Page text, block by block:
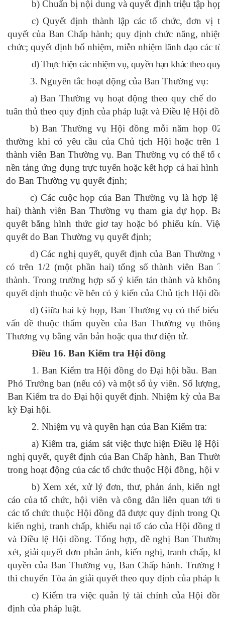
b) Chuẩn bị nội dung và quyết định triệu tập họp
c) Quyết định thành lập các tổ chức, đơn vị
quyết của Ban Chấp hành; quy định chức năng,
chức; quyết định bổ nhiệm, miễn nhiệm lãnh đạo các
d) Thực hiện các nhiệm vụ, quyền hạn khác theo
3. Nguyên tắc hoạt động của Ban Thường vụ:
a) Ban Thường vụ hoạt động theo quy chế do
tuân thủ theo quy định của pháp luật và Điều lệ Hội
b) Ban Thường vụ Hội đồng mỗi năm họp 02
thường khi có yêu cầu của Chủ tịch Hội hoặc trên
thành viên Ban Thường vụ. Ban Thường vụ có thể tổ
nền tảng ứng dụng trực tuyến hoặc kết hợp cả hai hình
do Ban Thường vụ quyết định;
c) Các cuộc họp của Ban Thường vụ là hợp lệ
hai) thành viên Ban Thường vụ tham gia dự họp.
quyết bằng hình thức giơ tay hoặc bỏ phiếu kín.
quyết do Ban Thường vụ quyết định;
d) Các nghị quyết, quyết định của Ban Thường
có trên 1/2 (một phần hai) tổng số thành viên Ban
thành. Trong trường hợp số ý kiến tán thành và
quyết định thuộc về bên có ý kiến của Chủ tịch Hội
đ) Giữa hai kỳ họp, Ban Thường vụ có thể biểu
vấn đề thuộc thẩm quyền của Ban Thường vụ
Thương vụ bằng văn bản hoặc qua thư điện tử.
Điều 16. Ban Kiểm tra Hội đồng
1. Ban Kiểm tra Hội đồng do Đại hội bầu. Ban
Phó Trưởng ban (nếu có) và một số ủyviên. Số lượng,
Ban Kiểm tra do Đại hội quyết định. Nhiệm kỳ của
kỳ Đại hội.
2. Nhiệm vụ và quyền hạn của Ban Kiểm tra:
a) Kiểm tra, giám sát việc thực hiện Điều lệ
nghị quyết, quyết định của Ban Chấp hành, Ban
trong hoạt động của các tổ chức thuộc Hội đồng, hội
b) Xem xét, xử lý đơn, thư, phản ánh, kiến
cáo của tổ chức, hội viên và công dân liên quan tới
các tổ chức thuộc Hội đồng đã được quy định trong
kiến nghị, tranh chấp, khiếu nại tố cáo của Hội đồng
và Điều lệ Hội đồng. Tổng hợp, đề nghị Ban
xét, giải quyết đơn phản ánh, kiến nghị, tranh chấp,
quyền của Ban Thường vụ, Ban Chấp hành. Trường
thì chuyển Tòa án giải quyết theo quy định của pháp
c) Kiểm tra việc quản lý tài chính của Hội
định của pháp luật.